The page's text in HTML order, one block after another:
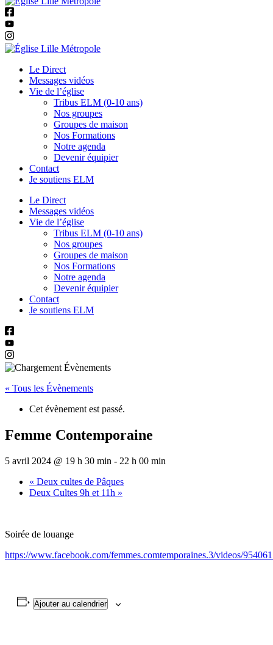
Le Direct
Messages vidéos
Vie de l’église
Tribus ELM (0-10 ans)
Nos groupes
Groupes de maison
Nos Formations
Notre agenda
Devenir équipier
Contact
Je soutiens ELM
Le Direct
Messages vidéos
Vie de l’église
Tribus ELM (0-10 ans)
Nos groupes
Groupes de maison
Nos Formations
Notre agenda
Devenir équipier
Contact
Je soutiens ELM
« Tous les Évènements
Cet évènement est passé.
Femme Contemporaine
5 avril 2024 @ 19 h 30 min - 22 h 00 min
« Deux cultes de Pâques
Deux Cultes 9h et 11h »
Soirée de louange
https://www.facebook.com/femmes.comtemporaines.3/videos/
Ajouter au calendrier